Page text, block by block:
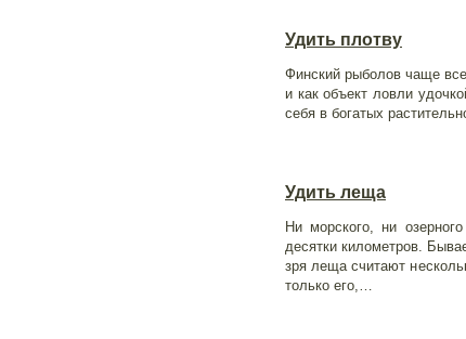
Удить плотву
Финский рыболов чаще
и как объект ловли
себя в богатых
Удить леща
Ни морского, ни
десятки километров.
зря леща считают
только его,…